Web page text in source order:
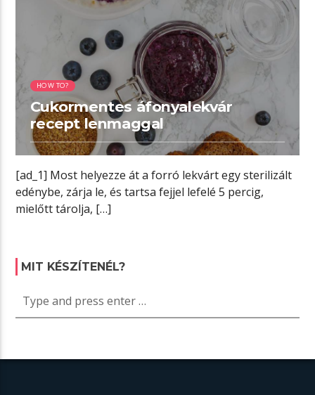
00:17 READ TIME
HOW TO?
Cukormentes áfonyalekvár
recept lenmaggal
[ad_1] Most helyezze át a forró lekvárt egy sterilizált
edénybe, zárja le, és tartsa fejjel lefelé 5 percig,
mielőtt tárolja, […]
MIT KÉSZÍTENÉL?